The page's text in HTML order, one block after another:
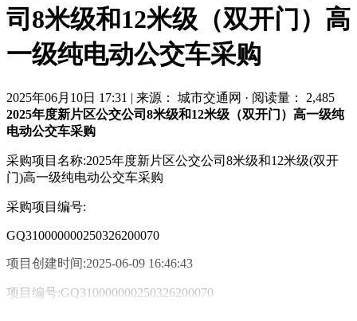
司8米级和12米级（双开门）高
一级纯电动公交车采购
2025年06月10日 17:31 | 来源： 城市交通网 · 阅读量： 2,485
2025年度新片区公交公司8米级和12米级（双开门）高一级纯
电动公交车采购
采购项目名称:2025年度新片区公交公司8米级和12米级(双开
门)高一级纯电动公交车采购
采购项目编号:
GQ310000000250326200070
项目创建时间:2025-06-09 16:46:43
项目编号:GQ310000000250326200070